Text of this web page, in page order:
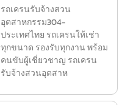
รถเครนรับจ้างสวน
อุตสาหกรรม304-
ประเทศไทย รถเครนให้เช่า
ทุกขนาด รองรับทุกงาน พร้อม
คนขับผู้เชี่ยวชาญ รถเครน
รับจ้างสวนอุตสาห